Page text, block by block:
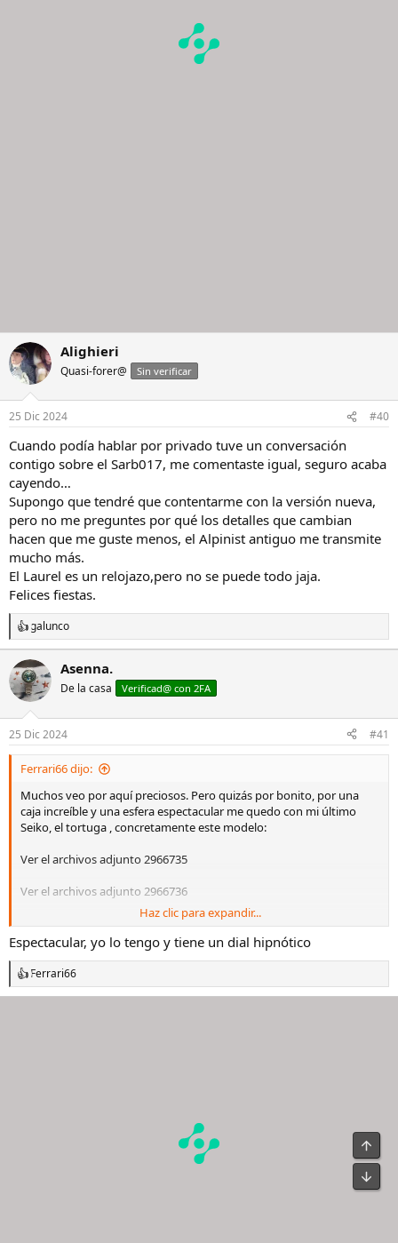
Alighieri
Quasi-forer@ Sin verificar
25 Dic 2024 #40
Cuando podía hablar por privado tuve un conversación
contigo sobre el Sarb017, me comentaste igual, seguro acaba
cayendo…
Supongo que tendré que contentarme con la versión nueva,
pero no me preguntes por qué los detalles que cambian
hacen que me guste menos, el Alpinist antiguo me transmite
mucho más.
El Laurel es un relojazo,pero no se puede todo jaja.
Felices fiestas.
R
e
a
c
c
o
n
e
galunco
Asenna.
De la casa Verificad@ con 2FA
25 Dic 2024 #41
Ferrari66 dijo:
Muchos veo por aquí preciosos. Pero quizás por bonito, por una
caja increíble y una esfera espectacular me quedo con mi último
Seiko, el tortuga , concretamente este modelo:
Ver el archivos adjunto 2966735
Ver el archivos adjunto 2966736
Ver el archivos adjunto 2966737
Ver el archivos adjunto 2966738
Haz clic para expandir...
Espectacular, yo lo tengo y tiene un dial hipnótico
R
e
Ferrari66